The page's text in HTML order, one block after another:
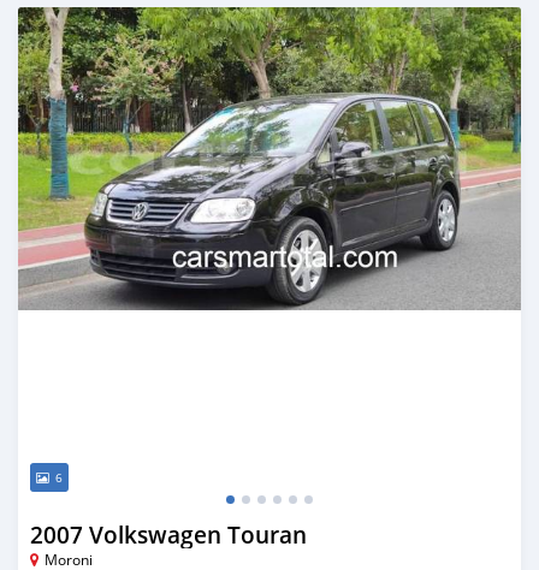
Publié il y a environ 4 ans
6
2007 Volkswagen Touran
Moroni